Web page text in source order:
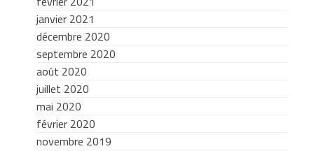
janvier 2021
décembre 2020
septembre 2020
août 2020
juillet 2020
mai 2020
février 2020
novembre 2019